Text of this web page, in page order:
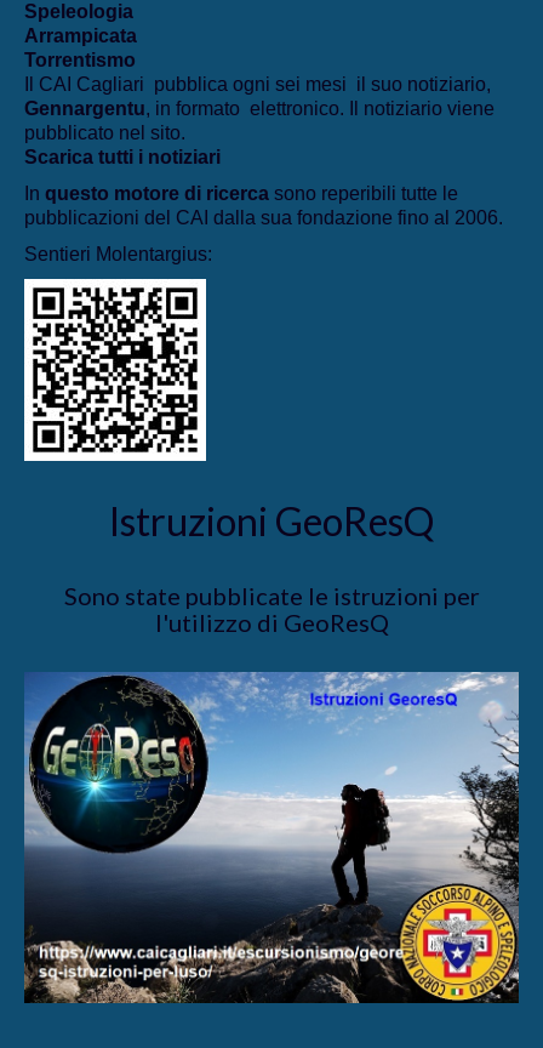
Speleologia
Arrampicata
Torrentismo
Il CAI Cagliari pubblica ogni sei mesi il suo notiziario,
Gennargentu, in formato elettronico. Il notiziario viene
pubblicato nel sito.
Scarica tutti i notiziari
In questo motore di ricerca sono reperibili tutte le
pubblicazioni del CAI dalla sua fondazione fino al 2006.
Sentieri Molentargius:
Istruzioni GeoResQ
Sono state pubblicate le istruzioni per
l'utilizzo di GeoResQ